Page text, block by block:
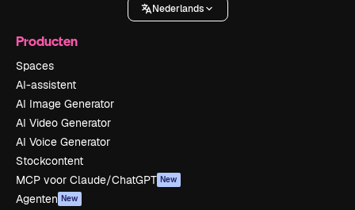
Nederlands
Producten
Spaces
AI-assistent
AI Image Generator
AI Video Generator
AI Voice Generator
Stockcontent
MCP voor Claude/ChatGPT New
Agenten New